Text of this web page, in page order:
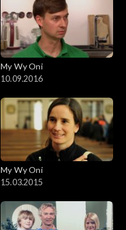
My Wy Oni
10.09.2016
My Wy Oni
15.03.2015